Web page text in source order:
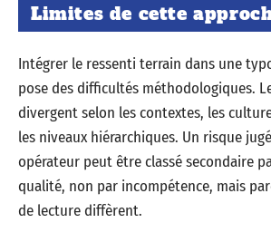
Limites de cette
Intégrer le ressenti terrain dans une
pose des difficultés méthodologiques.
divergent selon les contextes, les
les niveaux hiérarchiques. Un risque
opérateur peut être classé secondaire
qualité, non par incompétence, mais
de lecture diffèrent.